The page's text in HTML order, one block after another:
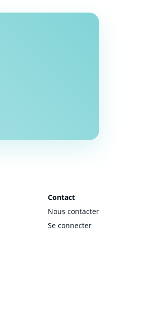
Contact
Nous contacter
Se connecter